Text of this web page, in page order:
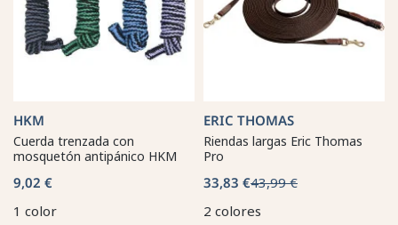
HKM
Cuerda trenzada con
mosquetón antipánico HKM
9,02 €
1 color
ERIC THOMAS
Riendas largas Eric Thomas
Pro
33,83 €43,99 €
2 colores